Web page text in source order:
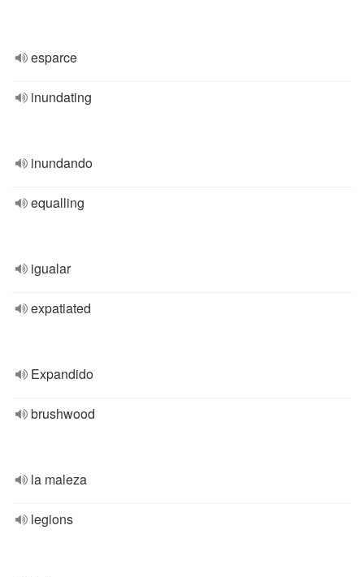
esparce
inundating
inundando
equalling
igualar
expatiated
Expandido
brushwood
la maleza
legions